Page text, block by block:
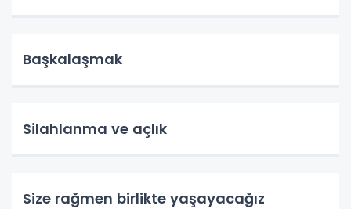
Başkalaşmak
Silahlanma ve açlık
Size rağmen birlikte yaşayacağız